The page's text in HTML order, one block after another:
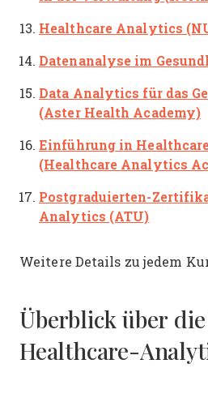
Healthcare Analytics
Datenanalyse im
Data Analytics für das
(Aster Health Academy)
Einführung in
(Healthcare Analytics
Postgraduierten-
Analytics (ATU)
Weitere Details zu jedem
Überblick über
Healthcare-